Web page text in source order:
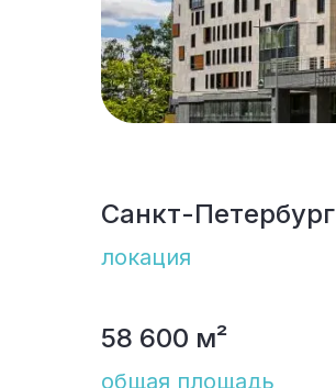
Санкт-Петербург
локация
58 600 м²
общая площадь